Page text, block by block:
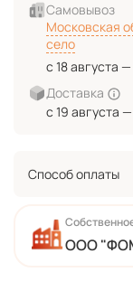
ООО
Самовывоз
Московская
село
с 18 августа
Доставка
с 19 августа
Способ оплаты